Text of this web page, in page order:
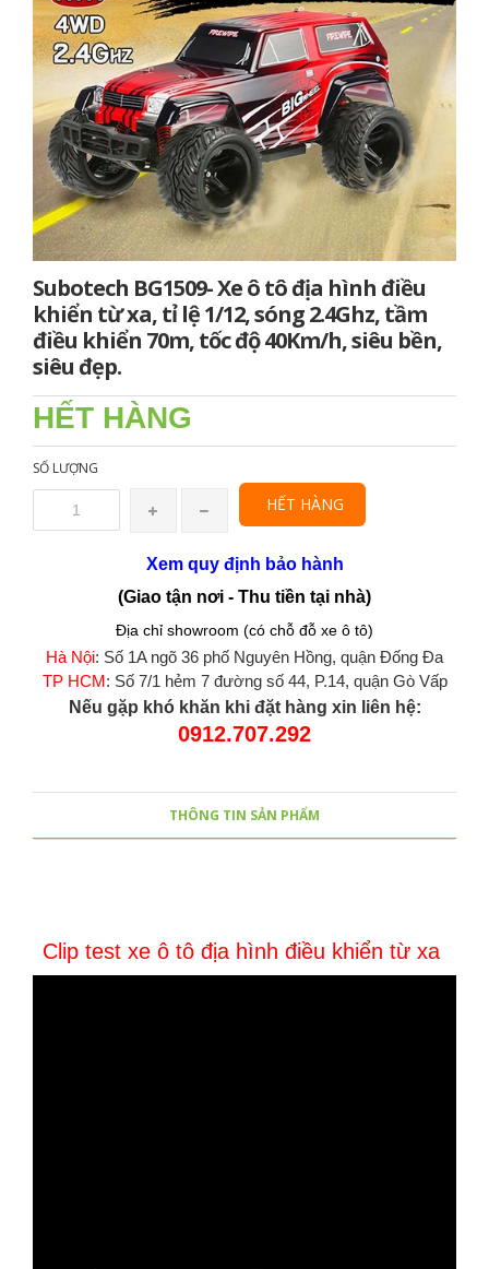
Subotech BG1509- Xe ô tô địa hình điều
khiển từ xa, tỉ lệ 1/12, sóng 2.4Ghz, tầm
điều khiển 70m, tốc độ 40Km/h, siêu bền,
siêu đẹp.
HẾT HÀNG
SỐ LƯỢNG
HẾT HÀNG
Xem quy định bảo hành
(Giao tận nơi - Thu tiền tại nhà)
Địa chỉ showroom (có chỗ đỗ xe ô tô)
Hà Nội: Số 1A ngõ 36 phố Nguyên Hồng, quận Đống Đa
TP HCM : Số 7/1 hẻm 7 đường số 44, P.14, quận Gò Vấp
Nếu gặp khó khăn khi đặt hàng xin liên hệ:
0912.707.292
THÔNG TIN SẢN PHẨM
Clip test xe ô tô địa hình điều khiển từ xa